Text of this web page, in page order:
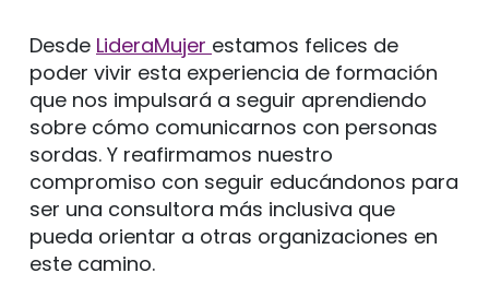
Desde LideraMujer estamos felices de
poder vivir esta experiencia de formación
que nos impulsará a seguir aprendiendo
sobre cómo comunicarnos con personas
sordas. Y reafirmamos nuestro
compromiso con seguir educándonos para
ser una consultora más inclusiva que
pueda orientar a otras organizaciones en
este camino.